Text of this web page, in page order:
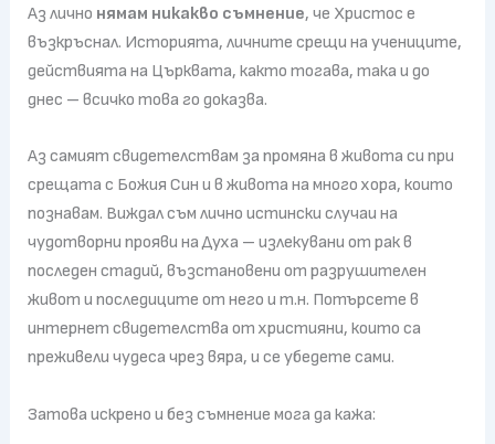
Аз лично нямам никакво съмнение, че Христос е
възкръснал. Историята, личните срещи на учениците,
действията на Църквата, както тогава, така и до
днес – всичко това го доказва.
Аз самият свидетелствам за промяна в живота си при
срещата с Божия Син и в живота на много хора, които
познавам. Виждал съм лично истински случаи на
чудотворни прояви на Духа – излекувани от рак в
последен стадий, възстановени от разрушителен
живот и последиците от него и т.н. Потърсете в
интернет свидетелства от християни, които са
преживели чудеса чрез вяра, и се убедете сами.
Затова искрено и без съмнение мога да кажа: